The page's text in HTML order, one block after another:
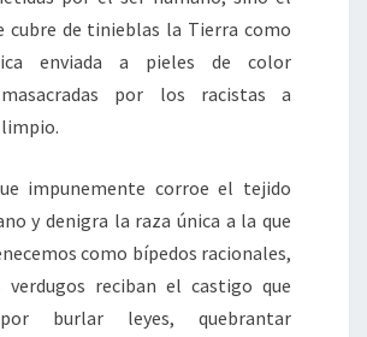
cubre de tinieblas la Tierra como
enviada a pieles de color
por los racistas a
impunemente corroe el tejido
y denigra la raza única a la que
como bípedos racionales,
reciban el castigo que
burlar leyes, quebrantar